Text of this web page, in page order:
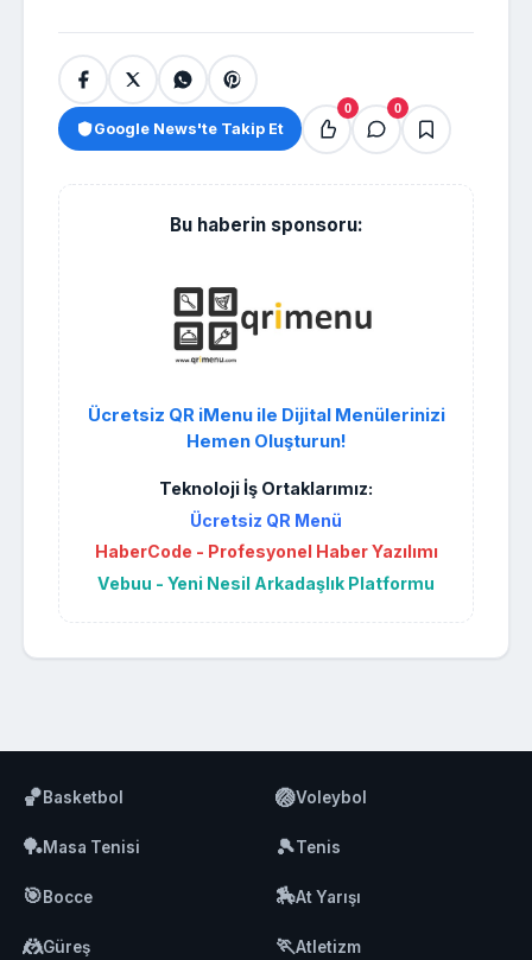
Google News'te Takip Et
0 0
Bu haberin sponsoru:
Ücretsiz QR iMenu ile Dijital Menülerinizi
Hemen Oluşturun!
Teknoloji İş Ortaklarımız:
Ücretsiz QR Menü
HaberCode - Profesyonel Haber Yazılımı
Vebuu - Yeni Nesil Arkadaşlık Platformu
🏀Basketbol 🏐Voleybol
🏓Masa Tenisi 🎾Tenis
🎯Bocce 🏇At Yarışı
🤼Güreş 🏃Atletizm